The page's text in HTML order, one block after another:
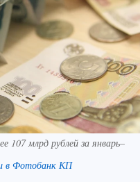
107 млрд рублей за январь–
в Фотобанк КП